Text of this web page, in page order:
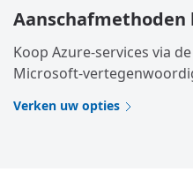
Aanschafmethoden
Koop Azure-services via
Microsoft-
Verken uw opties